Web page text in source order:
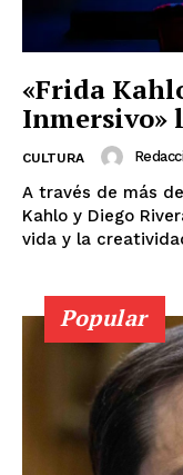
«Frida
Inmersivo»
CULTURA
A través de más
Kahlo y Diego
vida y la
Popular